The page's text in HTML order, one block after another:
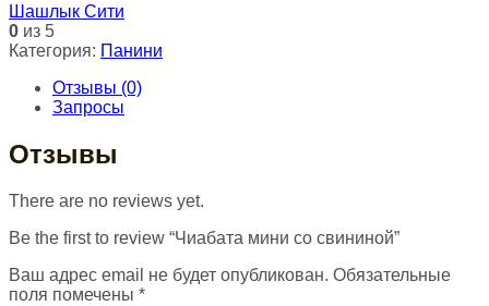
Шашлык Сити
0 из 5
Категория: Панини
Отзывы (0)
Запросы
Отзывы
There are no reviews yet.
Be the first to review “Чиабата мини со свининой”
Ваш адрес email не будет опубликован. Обязательные
поля помечены *